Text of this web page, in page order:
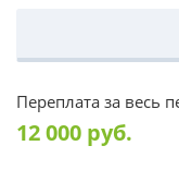
Переплата за весь
12 000 руб.